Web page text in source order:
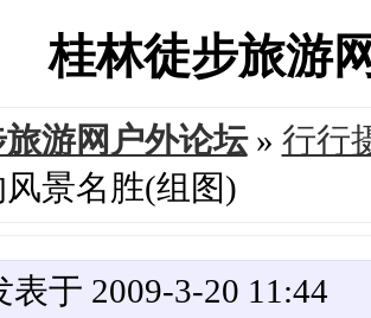
桂林徒步旅游
游网户外论坛» 行行
景名胜(组图)
于 2009-3-20 11:44